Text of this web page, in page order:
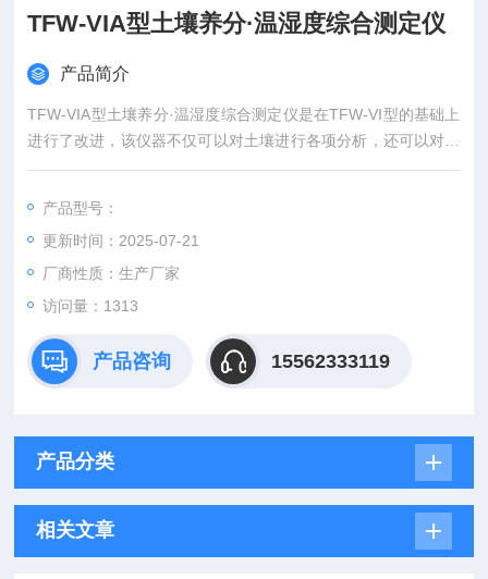
TFW-VIA型土壤养分·温湿度综合测定仪
产品简介
TFW-VIA型土壤养分·温湿度综合测定仪是在TFW-VI型的基础上
进行了改进，该仪器不仅可以对土壤进行各项分析，还可以对空
气中的温度、湿度进行实时在线连续测定。
产品型号：
更新时间：2025-07-21
厂商性质：生产厂家
访问量：1313
产品咨询 15562333119
产品分类
相关文章